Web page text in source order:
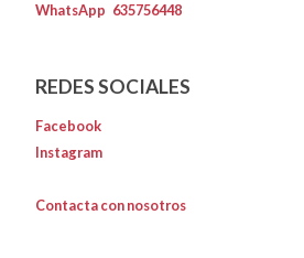
WhatsApp 635756448
REDES SOCIALES
Facebook
Instagram
Contacta con nosotros